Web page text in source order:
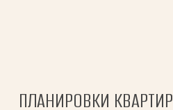
ПЛАНИРОВКИ КВАРТИР